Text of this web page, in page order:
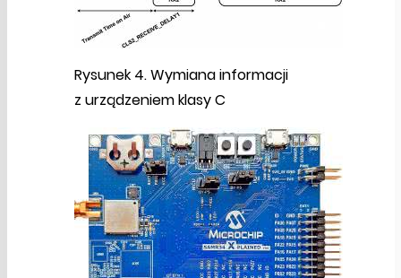
Rysunek 4. Wymiana informacji
z urządzeniem klasy C